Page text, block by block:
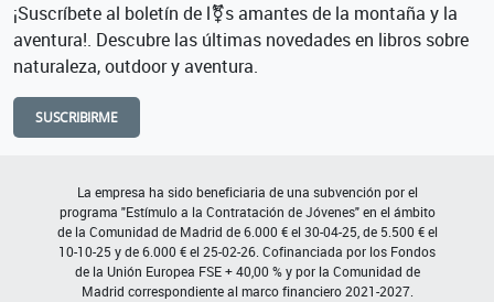
¡Suscríbete al boletín de l⚧s amantes de la montaña y la
aventura!. Descubre las últimas novedades en libros sobre
naturaleza, outdoor y aventura.
SUSCRIBIRME
La empresa ha sido beneficiaria de una subvención por el
programa "Estímulo a la Contratación de Jóvenes" en el ámbito
de la Comunidad de Madrid de 6.000 € el 30-04-25, de 5.500 € el
10-10-25 y de 6.000 € el 25-02-26. Cofinanciada por los Fondos
de la Unión Europea FSE + 40,00 % y por la Comunidad de
Madrid correspondiente al marco financiero 2021-2027.